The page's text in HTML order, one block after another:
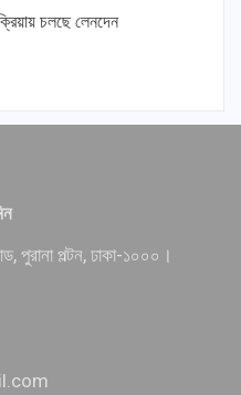
চলছে লেনদেন
পুরানা পল্টন, ঢাকা-১০০০।